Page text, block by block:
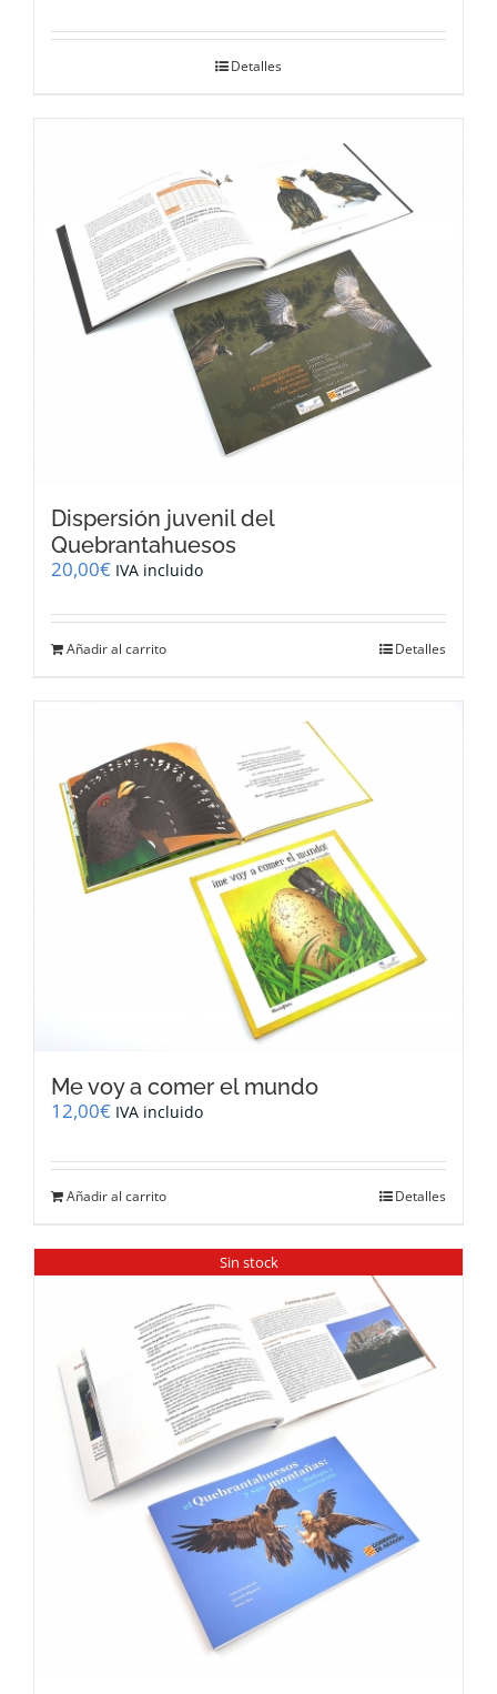
Detalles
Dispersión juvenil del
Quebrantahuesos
20,00€ IVA incluido
Añadir al carrito Detalles
Me voy a comer el mundo
12,00€ IVA incluido
Añadir al carrito Detalles
Sin stock